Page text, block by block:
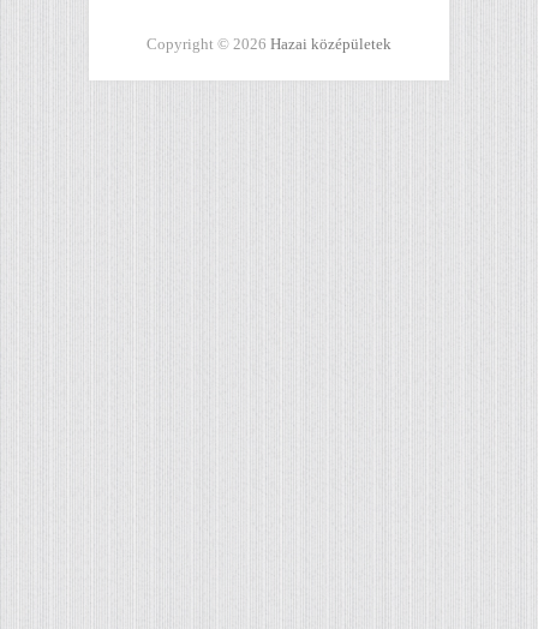
Copyright © 2026 Hazai középületek